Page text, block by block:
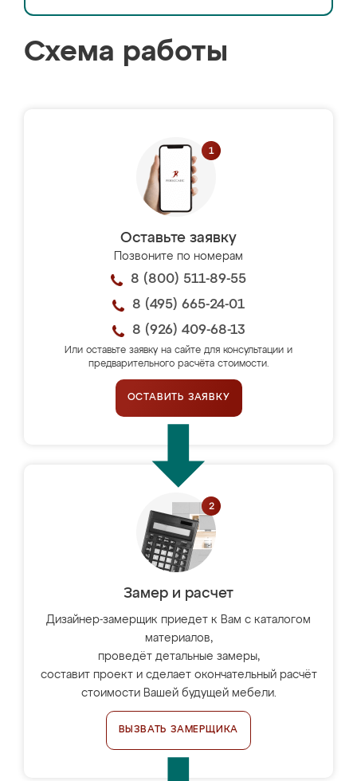
Схема работы
Оставьте заявку
Позвоните по номерам
8 (800) 511-89-55
8 (495) 665-24-01
8 (926) 409-68-13
Или оставьте заявку на сайте для консультации и
предварительного расчёта стоимости.
ОСТАВИТЬ ЗАЯВКУ
Замер и расчет
Дизайнер-замерщик приедет к Вам с каталогом
материалов,
проведёт детальные замеры,
составит проект и сделает окончательный расчёт
стоимости Вашей будущей мебели.
ВЫЗВАТЬ ЗАМЕРЩИКА